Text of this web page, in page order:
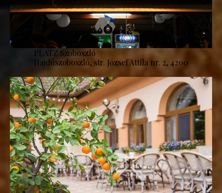
PLATZ Szoboszló
Hajdúszoboszló, str. József Attila nr. 2, 4200